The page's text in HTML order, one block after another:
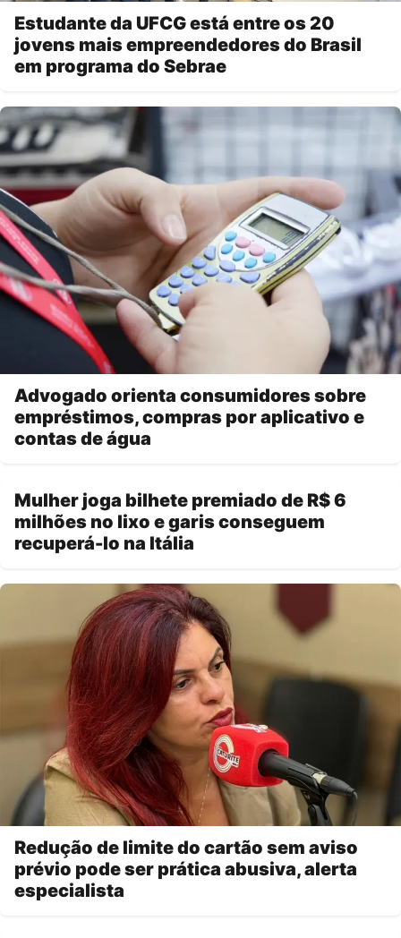
Estudante da UFCG está entre os 20
jovens mais empreendedores do Brasil
em programa do Sebrae
Advogado orienta consumidores sobre
empréstimos, compras por aplicativo e
contas de água
Mulher joga bilhete premiado de R$ 6
milhões no lixo e garis conseguem
recuperá-lo na Itália
Redução de limite do cartão sem aviso
prévio pode ser prática abusiva, alerta
especialista